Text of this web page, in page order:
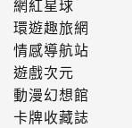
網紅星球
環遊趣旅網
情感導航站
遊戲次元
動漫幻想館
卡牌收藏誌